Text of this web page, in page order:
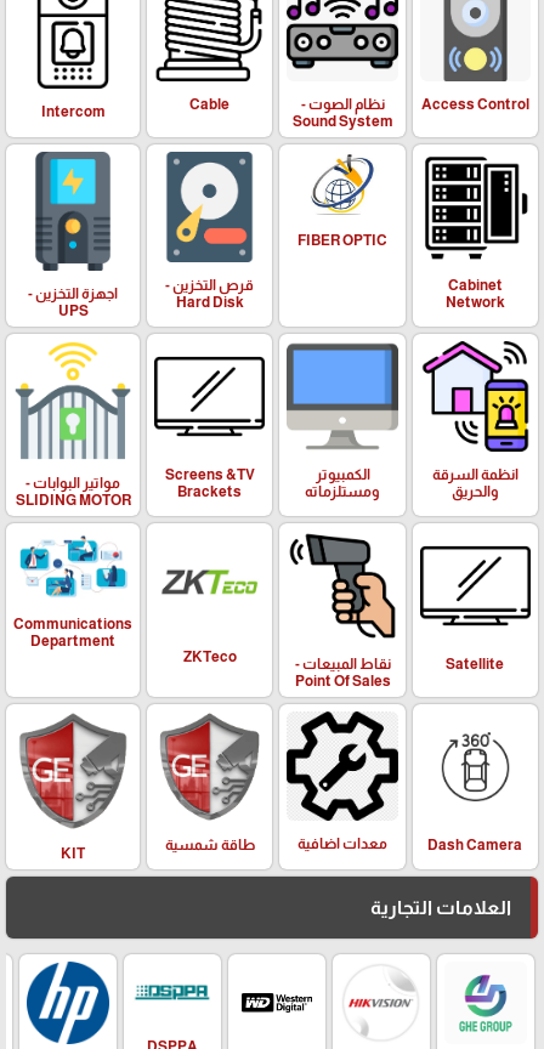
Access Control
نظام الصوت -
Sound System
Cable
Intercom
Cabinet
Network
FIBER OPTIC
قرص التخزين -
Hard Disk
اجهزة التخزين -
UPS
انظمة السرقة
والحريق
الكمبيوتر
ومستلزماته
Screens &TV
Brackets
مواتير البوابات -
SLIDING MOTOR
Satellite
نقاط المبيعات -
Point Of Sales
ZKTeco
Communications
Department
Dash Camera معدات اضافية طاقة شمسية KIT
العلامات التجارية